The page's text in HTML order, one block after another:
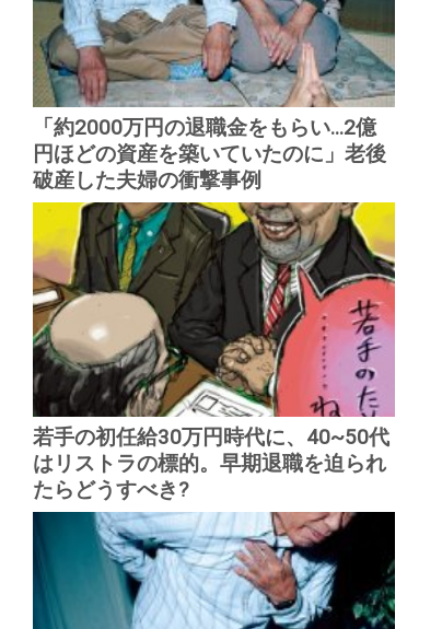
「約2000万円の退職金をもらい...2億
円ほどの資産を築いていたのに」老後
破産した夫婦の衝撃事例
若手の初任給30万円時代に、40~50代
はリストラの標的。早期退職を迫られ
たらどうすべき?